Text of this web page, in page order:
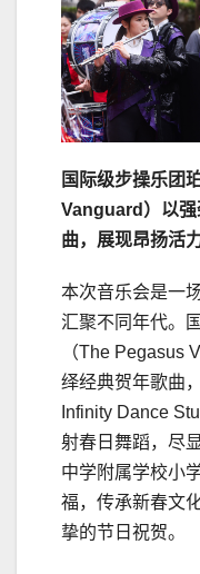
国际级步操乐团
Vanguard）以强
曲，展现昂扬活
本次音乐会是一
汇聚不同年代。
（The Pegasus
绎经典贺年歌曲
Infinity Dance
射春日舞蹈，尽
中学附属学校小
福，传承新春文
挚的节日祝贺。